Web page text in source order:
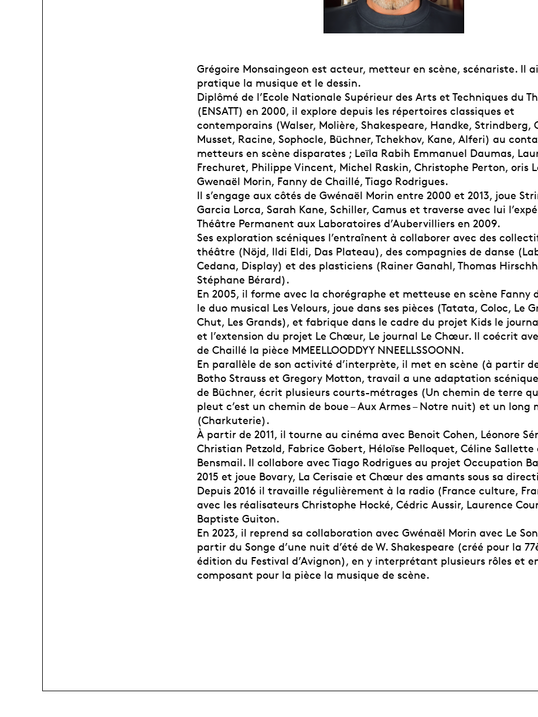
Grégoire Monsaingeon est acteur, metteur en scène, scénariste. Il
pratique la musique et le dessin.
Diplômé de l’Ecole Nationale Supérieur des Arts et Techniques du
(ENSATT) en 2000, il explore depuis les répertoires classiques et
contemporains (Walser, Molière, Shakespeare, Handke, Strindberg,
Musset, Racine, Sophocle, Büchner, Tchekhov, Kane, Alferi) au
metteurs en scène disparates ; Leïla Rabih Emmanuel Daumas,
Frechuret, Philippe Vincent, Michel Raskin, Christophe Perton, oris
Gwenaël Morin, Fanny de Chaillé, Tiago Rodrigues.
Il s’engage aux côtés de Gwénaël Morin entre 2000 et 2013, joue
Garcia Lorca, Sarah Kane, Schiller, Camus et traverse avec lui
Théâtre Permanent aux Laboratoires d’Aubervilliers en 2009.
Ses exploration scéniques l’entraînent à collaborer avec des
théâtre (Nöjd, Ildi Eldi, Das Plateau), des compagnies de danse
Cedana, Display) et des plasticiens (Rainer Ganahl, Thomas
Stéphane Bérard).
En 2005, il forme avec la chorégraphe et metteuse en scène Fanny
le duo musical Les Velours, joue dans ses pièces (Tatata, Coloc, Le
Chut, Les Grands), et fabrique dans le cadre du projet Kids le
et l’extension du projet Le Chœur, Le journal Le Chœur. Il coécrit
de Chaillé la pièce MMEELLOODDYY NNEELLSSOONN.
En parallèle de son activité d’interprète, il met en scène (à partir
Botho Strauss et Gregory Motton, travail a une adaptation scénique
de Büchner, écrit plusieurs courts-métrages (Un chemin de terre
pleut c’est un chemin de boue – Aux Armes – Notre nuit) et un long
(Charkuterie).
À partir de 2011, il tourne au cinéma avec Benoit Cohen, Léonore
Christian Petzold, Fabrice Gobert, Héloïse Pelloquet, Céline Sallette
Bensmail. Il collabore avec Tiago Rodrigues au projet Occupation
2015 et joue Bovary, La Cerisaie et Chœur des amants sous sa
Depuis 2016 il travaille régulièrement à la radio (France culture,
avec les réalisateurs Christophe Hocké, Cédric Aussir, Laurence
Baptiste Guiton.
En 2023, il reprend sa collaboration avec Gwénaël Morin avec Le
partir du Songe d’une nuit d’été de W. Shakespeare (créé pour la
édition du Festival d’Avignon), en y interprétant plusieurs rôles et
composant pour la pièce la musique de scène.